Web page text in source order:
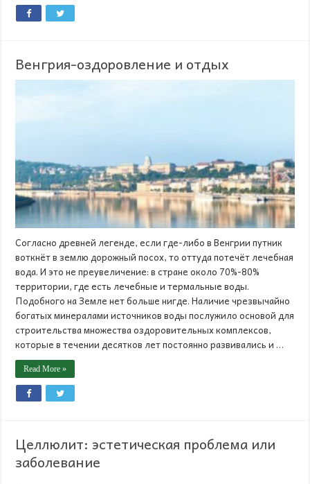
Венгрия-оздоровление и отдых
Согласно древней легенде, если где-либо в Венгрии путник
воткнёт в землю дорожный посох, то оттуда потечёт лечебная
вода. И это не преувеличение: в стране около 70%-80%
территории, где есть лечебные и термальные воды.
Подобного на Земле нет больше нигде. Наличие чрезвычайно
богатых минералами источников воды послужило основой для
строительства множества оздоровительных комплексов,
которые в течении десятков лет постоянно развивались и …
Read More »
Целлюлит: эстетическая проблема или
заболевание